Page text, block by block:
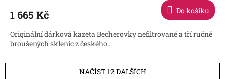
1 665 Kč Do košíku
Originální dárková kazeta Becherovky nefiltrované a tří ručně
broušených sklenic z českého...
NAČÍST 12 DALŠÍCH